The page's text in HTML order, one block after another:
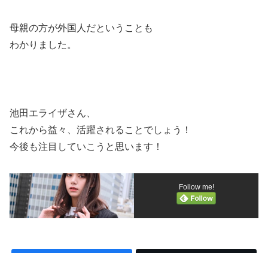
母親の方が外国人だということも
わかりました。
池田エライザさん、
これから益々、活躍されることでしょう！
今後も注目していこうと思います！
Follow me!